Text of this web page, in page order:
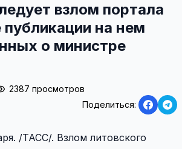
взлом портала
на нем
о министре
2387 просмотров
Поделиться:
/ТАСС/. Взлом литовского